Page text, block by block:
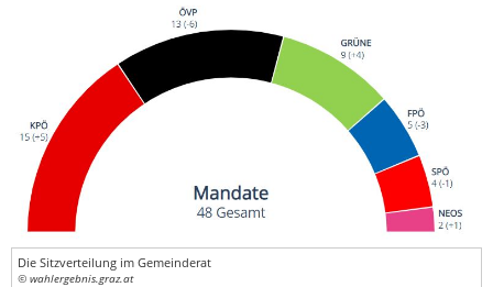
Die Sitzverteilung im Gemeinderat
© wahlergebnis.graz.at